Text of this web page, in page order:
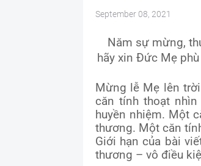
September 08, 2021
Năm sự mừng,
hãy xin Đức Mẹ
Mừng lễ Mẹ lên
căn tính thoạt
huyền nhiệm. Một
thương. Một căn
Giới hạn của bài
thương – vô điều